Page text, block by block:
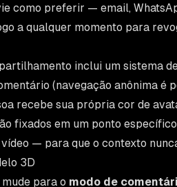
como preferir — email,
a qualquer momento para
inclui um sistema
(navegação anônima é
recebe sua própria cor de
fixados em um ponto
— para que o contexto
3D
para o modo de